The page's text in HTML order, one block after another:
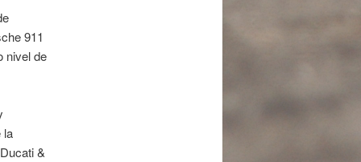
911
nivel de
la
&